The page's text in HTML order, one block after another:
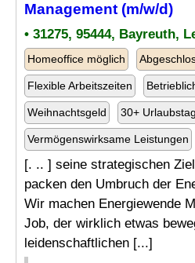
Management (m/w/d)
• 31275, 95444, Bayreuth,
Homeoffice möglich
Flexible Arbeitszeiten
Weihnachtsgeld 30+
Vermögenswirksame Leistungen
[. .. ] seine strategischen
packen den Umbruch der
Wir machen Energiewende
Job, der wirklich etwas
leidenschaftlichen [...]